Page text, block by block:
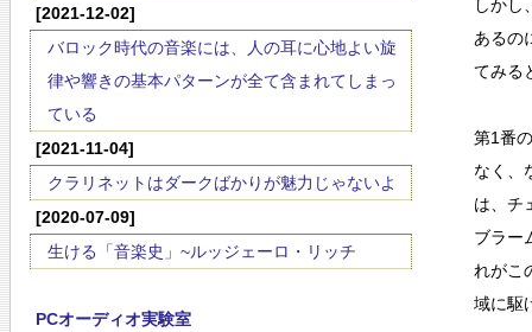
[2021-12-02]
バロック時代の音楽には、人の耳に心地よい旋
律や響きの基本パターンが全て含まれてしまっ
ている
[2021-11-04]
クラリネットはダークばかりが魅力じゃないよ
[2020-07-09]
生ける「音楽史」~ルッジェーロ・リッチ
PCオーディオ実験室
しかし
あるの
てみる
第1番
なく、
は、チ
ブラー
れがこ
域に駆